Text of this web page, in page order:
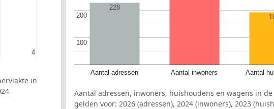
4
4
in
Aantal adressen Aantal inwoners Aantal
100
100
200
200
228
Aantal adressen, inwoners, huishoudens en wagens in
gelden voor: 2026 (adressen), 2024 (inwoners), 2023